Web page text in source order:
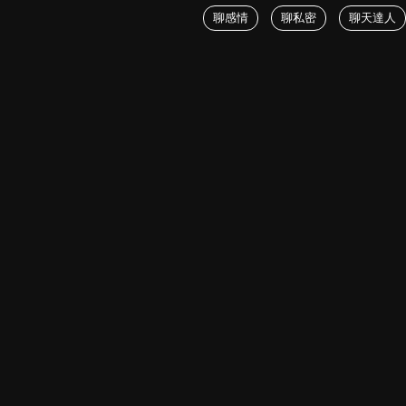
聊感情 聊私密 聊天達人